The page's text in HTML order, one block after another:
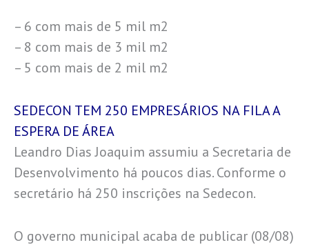
– 6 com mais de 5 mil m2
– 8 com mais de 3 mil m2
– 5 com mais de 2 mil m2
SEDECON TEM 250 EMPRESÁRIOS NA FILA A
ESPERA DE ÁREA
Leandro Dias Joaquim assumiu a Secretaria de
Desenvolvimento há poucos dias. Conforme o
secretário há 250 inscrições na Sedecon.
O governo municipal acaba de publicar (08/08)